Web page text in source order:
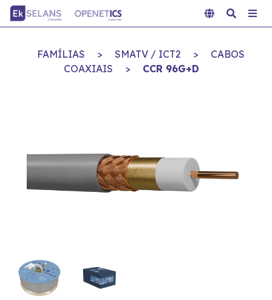
FAMÍLIAS > SMATV / ICT2 >
CABOS
COAXIAIS
> CCR 96G+D